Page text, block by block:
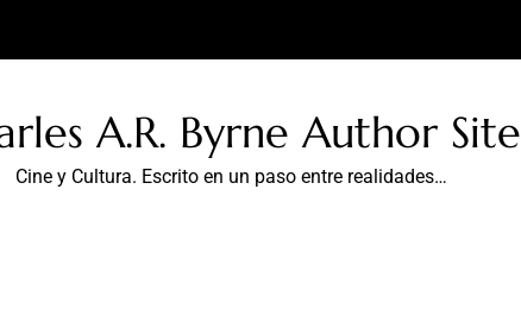
A.R. Byrne Author Site
Cine y Cultura. Escrito en un paso entre realidades…